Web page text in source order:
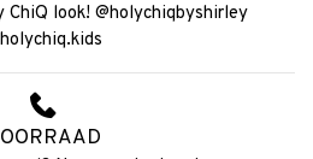
ChiQ look! @holychiqbyshirley